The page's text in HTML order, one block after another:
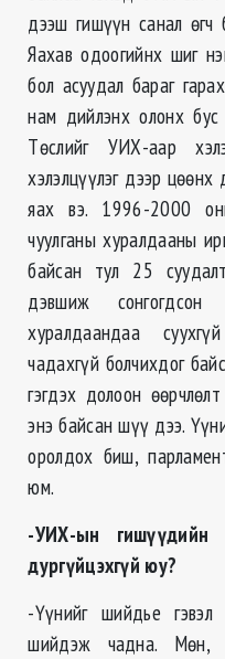
дээш гишүүн санал өгч
Яахав одоогийнх шиг
бол асуудал бараг
нам дийлэнх олонх
Төслийг УИХ-аар
хэлэлцүүлэг дээр
яах вэ. 1996-2000
чуулганы хуралдааны
байсан тул 25
дэвшиж
хуралдаандаа
чадахгүй болчихдог
гэгдэх долоон
энэ байсан шүү дээ.
оролдох биш,
юм.
-УИХ-ын гишүүдийн
дургүйцэхгүй юу?
-Үүнийг шийдье
шийдэж чадна. Мөн,